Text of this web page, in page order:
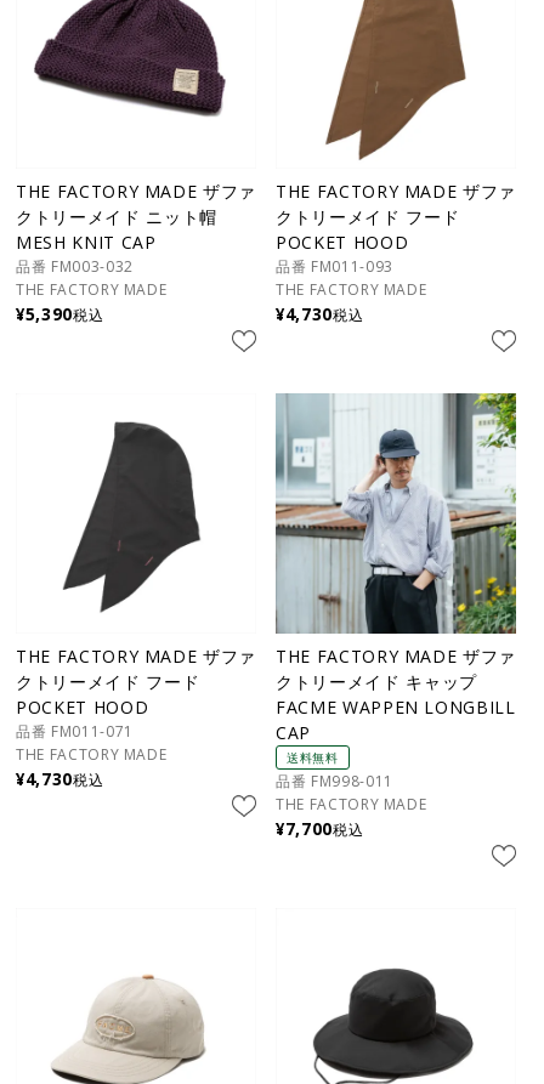
THE FACTORY MADE ザファ
クトリーメイド ニット帽
MESH KNIT CAP
品番 FM003-032
THE FACTORY MADE
¥5,390税込
THE FACTORY MADE ザファ
クトリーメイド フード
POCKET HOOD
品番 FM011-093
THE FACTORY MADE
¥4,730税込
THE FACTORY MADE ザファ
クトリーメイド フード
POCKET HOOD
品番 FM011-071
THE FACTORY MADE
¥4,730税込
THE FACTORY MADE ザファ
クトリーメイド キャップ
FACME WAPPEN LONGBILL
CAP
送料無料
品番 FM998-011
THE FACTORY MADE
¥7,700税込